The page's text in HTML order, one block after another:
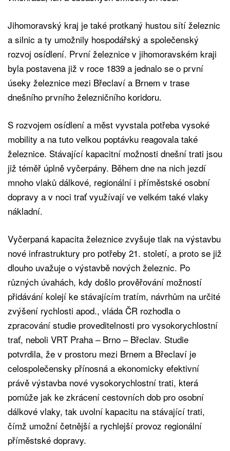
Jihomoravský kraj je také protkaný hustou sítí železnic
a silnic a ty umožnily hospodářský a společenský
rozvoj osídlení. První železnice v jihomoravském kraji
byla postavena již v roce 1839 a jednalo se o první
úseky železnice mezi Břeclaví a Brnem v trase
dnešního prvního železničního koridoru.
S rozvojem osídlení a měst vyvstala potřeba vysoké
mobility a na tuto velkou poptávku reagovala také
železnice. Stávající kapacitní možnosti dnešní trati jsou
již téměř úplně vyčerpány. Během dne na nich jezdí
mnoho vlaků dálkové, regionální i příměstské osobní
dopravy a v noci trať využívají ve velkém také vlaky
nákladní.
Vyčerpaná kapacita železnice zvyšuje tlak na výstavbu
nové infrastruktury pro potřeby 21. století, a proto se již
dlouho uvažuje o výstavbě nových železnic. Po
různých úvahách, kdy došlo prověřování možností
přidávání kolejí ke stávajícím tratím, návrhům na určité
zvýšení rychlosti apod., vláda ČR rozhodla o
zpracování studie proveditelnosti pro vysokorychlostní
trať, neboli VRT Praha – Brno – Břeclav. Studie
potvrdila, že v prostoru mezi Brnem a Břeclaví je
celospolečensky přínosná a ekonomicky efektivní
právě výstavba nové vysokorychlostní trati, která
pomůže jak ke zkrácení cestovních dob pro osobní
dálkové vlaky, tak uvolní kapacitu na stávající trati,
čímž umožní četnější a rychlejší provoz regionální
příměstské dopravy.